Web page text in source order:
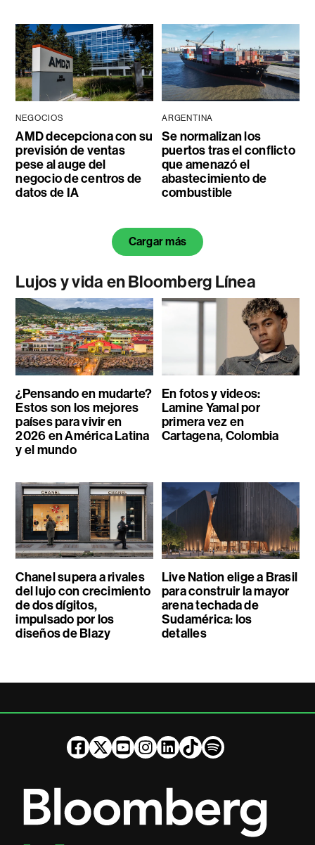
NEGOCIOS
AMD decepciona con su
previsión de ventas
pese al auge del
negocio de centros de
datos de IA
ARGENTINA
Se normalizan los
puertos tras el conflicto
que amenazó el
abastecimiento de
combustible
Cargar más
Lujos y vida en Bloomberg Línea
¿Pensando en mudarte?
Estos son los mejores
países para vivir en
2026 en América Latina
y el mundo
En fotos y videos:
Lamine Yamal por
primera vez en
Cartagena, Colombia
Chanel supera a rivales
del lujo con crecimiento
de dos dígitos,
impulsado por los
diseños de Blazy
Live Nation elige a Brasil
para construir la mayor
arena techada de
Sudamérica: los
detalles